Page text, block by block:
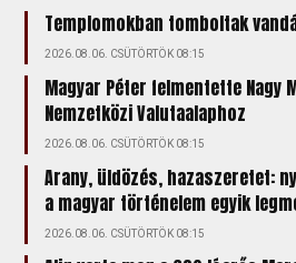
Templomokban tomboltak
2026.08.06. CSÜTÖRTÖK 08:15
Magyar Péter felmentette Nagy
Nemzetközi Valutaalaphoz
2026.08.06. CSÜTÖRTÖK 08:15
Arany, üldözés, hazaszeretet:
a magyar történelem egyik
2026.08.06. CSÜTÖRTÖK 08:15